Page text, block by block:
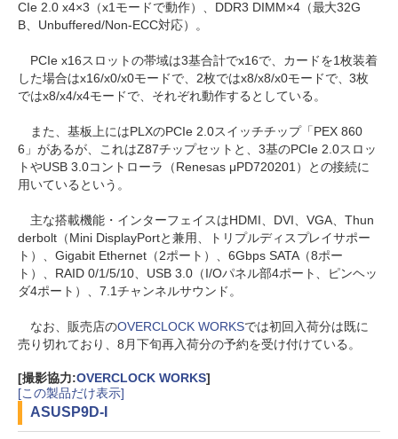
CIe 2.0 x4×3（x1モードで動作）、DDR3 DIMM×4（最大32G
B、Unbuffered/Non-ECC対応）。
PCIe x16スロットの帯域は3基合計でx16で、カードを1枚装着
した場合はx16/x0/x0モードで、2枚ではx8/x8/x0モードで、3枚
ではx8/x4/x4モードで、それぞれ動作するとしている。
また、基板上にはPLXのPCIe 2.0スイッチチップ「PEX 860
6」があるが、これはZ87チップセットと、3基のPCIe 2.0スロッ
トやUSB 3.0コントローラ（Renesas μPD720201）との接続に
用いているという。
主な搭載機能・インターフェイスはHDMI、DVI、VGA、Thun
derbolt（Mini DisplayPortと兼用、トリプルディスプレイサポー
ト）、Gigabit Ethernet（2ポート）、6Gbps SATA（8ポー
ト）、RAID 0/1/5/10、USB 3.0（I/Oパネル部4ポート、ピンヘッ
ダ4ポート）、7.1チャンネルサウンド。
なお、販売店のOVERCLOCK WORKSでは初回入荷分は既に
売り切れており、8月下旬再入荷分の予約を受け付けている。
[撮影協力:OVERCLOCK WORKS]
[この製品だけ表示]
ASUS P9D-I